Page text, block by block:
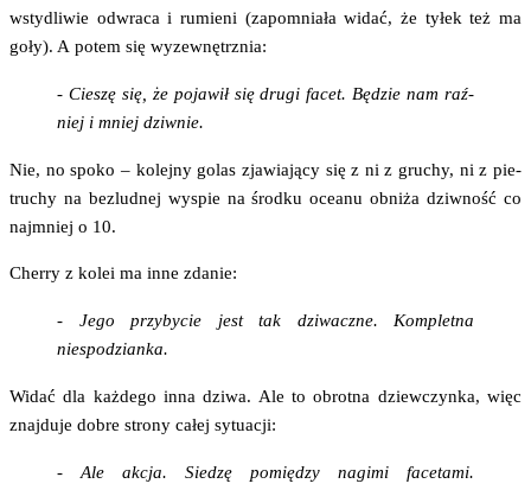
wsty­dli­wie odwra­ca i rumie­ni (zapo­mnia­ła widać, że tyłek też ma
goły). A potem się wyzewnętrznia:
- Cie­szę się, że poja­wił się dru­gi facet. Będzie nam raź­
niej i mniej dziwnie.
Nie, no spo­ko – kolej­ny golas zja­wia­ją­cy się z ni z gru­chy, ni z pie­
tru­chy na bez­lud­nej wyspie na środ­ku oce­anu obni­ża dziw­ność co
naj­mniej o 10.
Cher­ry z kolei ma inne zdanie:
- Jego przy­by­cie jest tak dzi­wacz­ne. Kom­plet­na
niespodzianka.
Widać dla każ­de­go inna dzi­wa. Ale to obrot­na dziew­czyn­ka, więc
znaj­du­je dobre stro­ny całej sytuacji:
- Ale akcja. Sie­dzę pomię­dzy nagi­mi face­ta­mi.